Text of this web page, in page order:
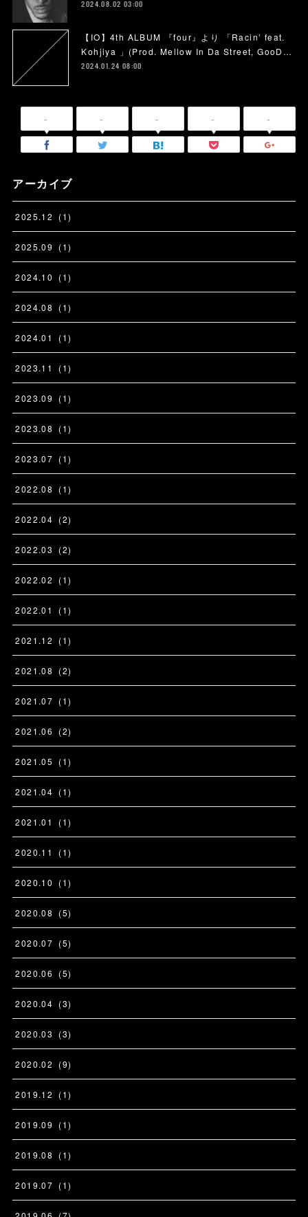
2024.08.02 03:00
【IO】4th ALBUM 『four』より 「Racin’ feat.
Kohjiya 」(Prod. Mellow In Da Street, GooD…
2024.01.24 08:00
- - - - -
アーカイブ
2025.12 (1)
2025.09 (1)
2024.10 (1)
2024.08 (1)
2024.01 (1)
2023.11 (1)
2023.09 (1)
2023.08 (1)
2023.07 (1)
2022.08 (1)
2022.04 (2)
2022.03 (2)
2022.02 (1)
2022.01 (1)
2021 .12 (1)
2021 .08 (2)
2021 .07 (1)
2021 .06 (2)
2021 .05 (1)
2021 .04 (1)
2021 .01 (1)
2020.11 (1)
2020.10 (1)
2020.08 (5)
2020.07 (5)
2020.06 (5)
2020.04 (3)
2020.03 (3)
2020.02 (9)
2019.12 (1)
2019.09 (1)
2019.08 (1)
2019.07 (1)